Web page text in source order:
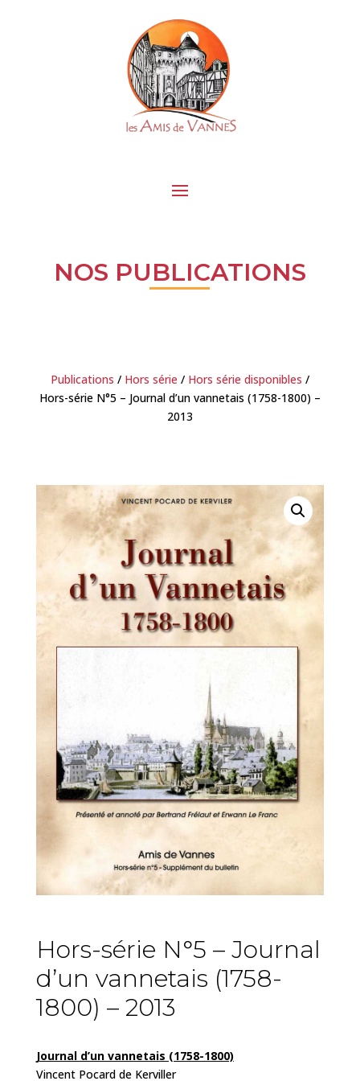
NOS PUBLICATIONS
Publications / Hors série / Hors série disponibles /
Hors-série N°5 – Journal d’un vannetais (1758-1800) –
2013
Hors-série N°5 – Journal
d’un vannetais (1758-
1800) – 2013
Journal d’un vannetais (1758-1800)
Vincent Pocard de Kerviller